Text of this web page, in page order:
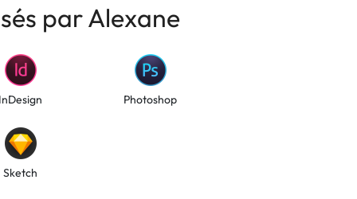
par Alexane
Photoshop
Sketch